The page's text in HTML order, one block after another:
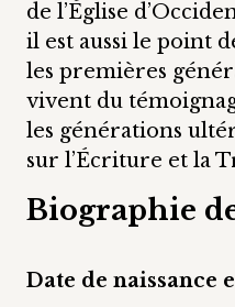
de l’Église
il est aussi le point
les premières
vivent du
les générations
sur l’Écriture et la
Biographie
Date de naissance